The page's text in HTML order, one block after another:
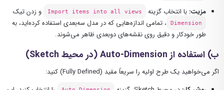
مزیت: با انتخاب گزینه Import items into all views و زدن تیک
Dimension
، تمامی اندازه‌هایی که در مدل سه‌بعدی استفاده کرده‌اید، به
طور خودکار و دقیق روی نقشه‌های دوبعدی ظاهر می‌شوند.
ب) استفاده از Auto-Dimension (در محیط Sketch)
اگر می‌خواهید یک طرح اولیه را سریعاً مقید (Fully Defined) کنید: